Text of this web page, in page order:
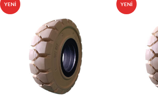
YENI YENI